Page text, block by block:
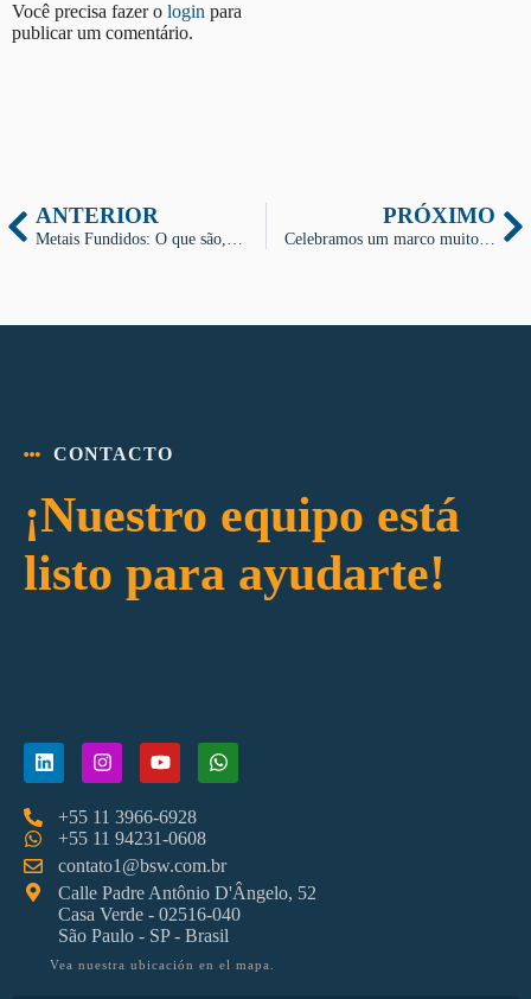
Você precisa fazer o login para
publicar um comentário.
ANTERIOR PRÓXIMO
Celebramos um marco muito especial: 35 anos da BSW Tecnologia Ltda.
CONTACTO
¡Nuestro equipo está
listo para ayudarte!
+55 11 3966-6928
+55 11 94231-0608
contato1@bsw.com.br
Calle Padre Antônio D'Ângelo, 52
Casa Verde - 02516-040
São Paulo - SP - Brasil
Vea nuestra ubicación en el mapa.